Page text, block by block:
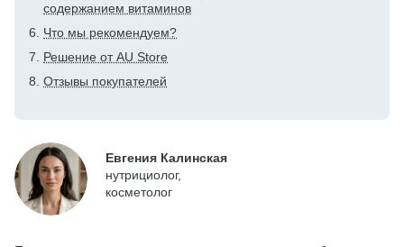
содержанием витаминов
Что мы рекомендуем?
Решение от AU Store
Отзывы покупателей
Евгения Калинская
нутрициолог,
косметолог